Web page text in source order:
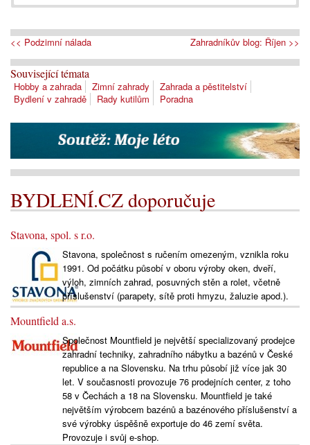
<< Podzimní nálada Zahradníkův blog: Říjen >>
Související témata
Hobby a zahrada Zimní zahrady
Zahrada a pěstitelství
Bydlení v zahradě
Rady kutilům Poradna
BYDLENÍ.CZ doporučuje
Stavona, spol. s r.o.
Stavona, společnost s ručením omezeným, vznikla roku
1991. Od počátku působí v oboru výroby oken, dveří,
výloh, zimních zahrad, posuvných stěn a rolet, včetně
příslušenství (parapety, sítě proti hmyzu, žaluzie apod.).
Mountfield a.s.
Společnost Mountfield je největší specializovaný prodejce
zahradní techniky, zahradního nábytku a bazénů v České
republice a na Slovensku. Na trhu působí již více jak 30
let. V současnosti provozuje 76 prodejních center, z toho
58 v Čechách a 18 na Slovensku. Mountfield je také
největším výrobcem bazénů a bazénového příslušenství a
své výrobky úspěšně exportuje do 46 zemí světa.
Provozuje i svůj e-shop.